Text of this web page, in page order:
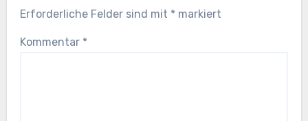
Erforderliche Felder sind mit * markiert
Kommentar *